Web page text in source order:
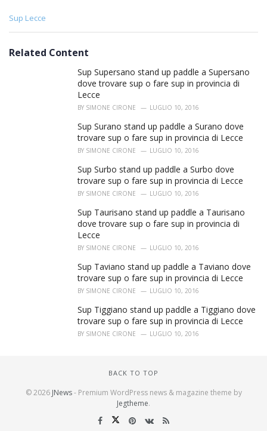
C
e
Sup Lecce
Related Content
Sup Supersano stand up paddle a Supersano
dove trovare sup o fare sup in provincia di
Lecce
BY SIMONE CIRONE LUGLIO 10, 2016
Sup Surano stand up paddle a Surano dove
trovare sup o fare sup in provincia di Lecce
BY SIMONE CIRONE LUGLIO 10, 2016
Sup Surbo stand up paddle a Surbo dove
trovare sup o fare sup in provincia di Lecce
BY SIMONE CIRONE LUGLIO 10, 2016
Sup Taurisano stand up paddle a Taurisano
dove trovare sup o fare sup in provincia di
Lecce
BY SIMONE CIRONE LUGLIO 10, 2016
Sup Taviano stand up paddle a Taviano dove
trovare sup o fare sup in provincia di Lecce
BY SIMONE CIRONE LUGLIO 10, 2016
Sup Tiggiano stand up paddle a Tiggiano dove
trovare sup o fare sup in provincia di Lecce
BY SIMONE CIRONE LUGLIO 10, 2016
BACK TO TOP
© 2026 JNews- Premium WordPress news & magazine theme by
Jegtheme.